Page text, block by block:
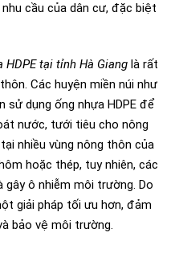
cầu của dân cư, đặc biệt
HDPE tại tỉnh Hà Giang là rất
Các huyện miền núi như
sử dụng ống nhựa HDPE để
nước, tưới tiêu cho nông
nhiều vùng nông thôn của
hoặc thép, tuy nhiên, các
gây ô nhiễm môi trường. Do
giải pháp tối ưu hơn, đảm
bảo vệ môi trường.